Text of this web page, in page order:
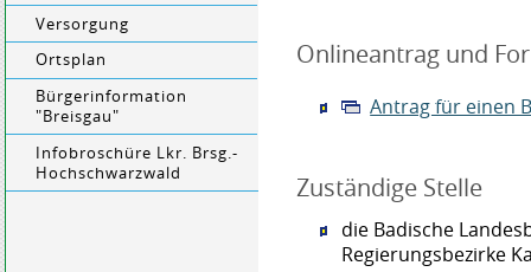
Versorgung
Ortsplan
Bürgerinformation
"Breisgau"
Infobroschüre Lkr. Brsg.-
Hochschwarzwald
Onlineantrag und
Antrag für einen
Zuständige Stelle
die Badische
Regierungsbezirke